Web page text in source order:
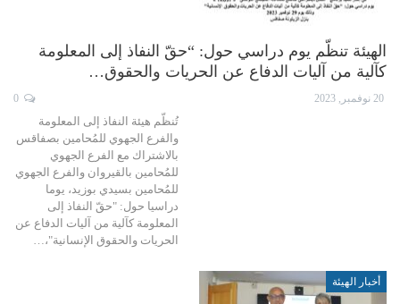
الهيئة تنظّم يوم دراسي حول: “حقّ النفاذ إلى المعلومة
كآلية من آليات الدفاع عن الحريات والحقوق…
20 نوفمبر, 2023
تُنظّم هيئة النفاذ إلى المعلومة
والفرع الجهوي للمُحامين بصفاقس
بالاشتراك مع الفرع الجهوي
للمُحامين بالقيروان والفرع الجهوي
للمُحامين بسيدي بوزيد، يوما
دراسيا حول: "حقّ النفاذ إلى
المعلومة كآلية من آليات الدفاع عن
الحريات والحقوق الإنسانية"،…
أخبار الهيئة